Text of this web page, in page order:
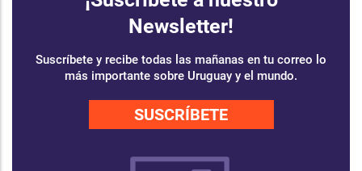
Newsletter!
Suscríbete y recibe todas las mañanas en tu correo lo
más importante sobre Uruguay y el mundo.
SUSCRÍBETE